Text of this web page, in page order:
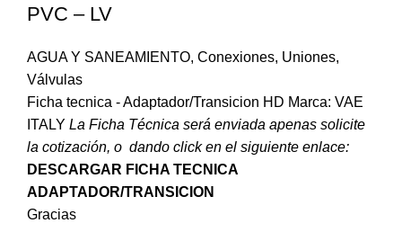
PVC – LV
AGUA Y SANEAMIENTO, Conexiones, Uniones,
Válvulas
Ficha tecnica - Adaptador/Transicion HD Marca: VAE
ITALY La Ficha Técnica será enviada apenas solicite
la cotización, o dando click en el siguiente enlace:
DESCARGAR FICHA TECNICA
ADAPTADOR/TRANSICION
Gracias